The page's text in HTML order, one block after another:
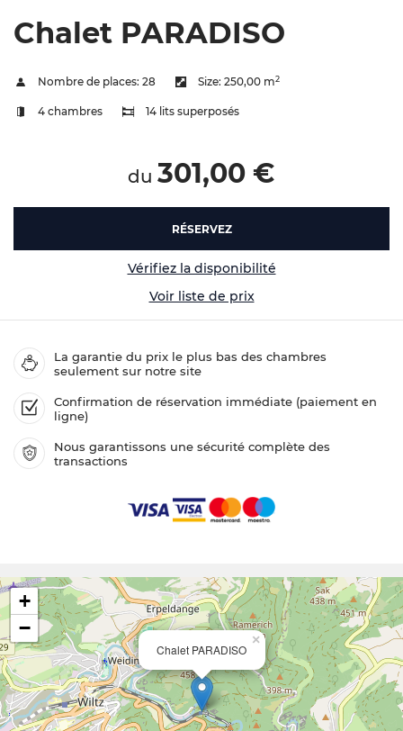
Chalet PARADISO
Nombre de places: 28 Size: 250,00 m2
4 chambres 14 lits superposés
du 301,00 €
RÉSERVEZ
Vérifiez la disponibilité
Voir liste de prix
La garantie du prix le plus bas des chambres
seulement sur notre site
Confirmation de réservation immédiate (paiement en
ligne)
Nous garantissons une sécurité complète des
transactions
Chalet PARADISO
×
+
−